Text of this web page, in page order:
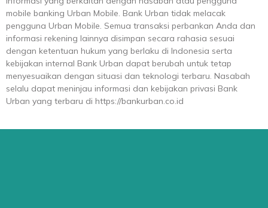
mobile banking Urban Mobile. Bank Urban tidak melacak
pengguna Urban Mobile. Semua transaksi perbankan Anda dan
informasi rekening lainnya disimpan secara rahasia sesuai
dengan ketentuan hukum yang berlaku di Indonesia serta
kebijakan internal Bank Urban dapat berubah untuk tetap
menyesuaikan dengan situasi dan teknologi terbaru. Nasabah
selalu dapat meninjau informasi dan kebijakan privasi Bank
Urban yang terbaru di https://bankurban.co.id